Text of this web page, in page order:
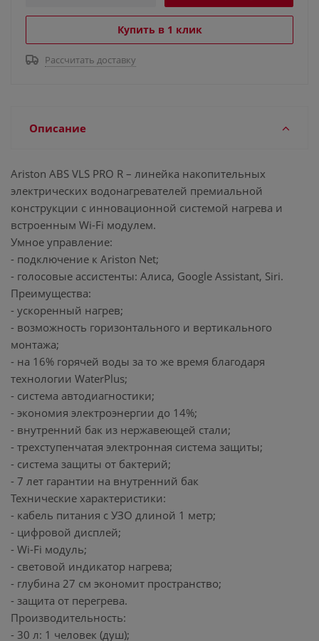
Купить в 1 клик
Рассчитать доставку
Описание
Ariston ABS VLS PRO R – линейка накопительных
электрических водонагревателей премиальной
конструкции с инновационной системой нагрева и
встроенным Wi-Fi модулем.
Умное управление:
- подключение к Ariston Net;
- голосовые ассистенты: Алиса, Google Assistant, Siri.
Преимущества:
- ускоренный нагрев;
- возможность горизонтального и вертикального
монтажа;
- на 16% горячей воды за то же время благодаря
технологии WaterPlus;
- система автодиагностики;
- экономия электроэнергии до 14%;
- внутренний бак из нержавеющей стали;
- трехступенчатая электронная система защиты;
- система защиты от бактерий;
- 7 лет гарантии на внутренний бак
Технические характеристики:
- кабель питания с УЗО длиной 1 метр;
- цифровой дисплей;
- Wi-Fi модуль;
- световой индикатор нагрева;
- глубина 27 см экономит пространство;
- защита от перегрева.
Производительность:
- 30 л: 1 человек (душ);